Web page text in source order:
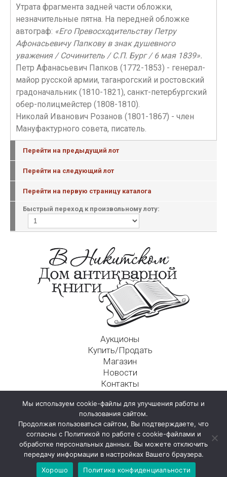
Утрата фрагмента задней части обложки,
незначительные пятна. На передней обложке
автограф: «Его Превосходительству Петру
Афонасьевичу Папкову в знак душевного
уважения / Сочинитель / С.П. Бург / 6 мая 1839».
Петр Афанасьевич Папков (1772-1853) - генерал-
майор русской армии, таганрогский и ростовский
градоначальник (1810-1821), санкт-петербургский
обер-полицмейстер (1808-1810).
Николай Иванович Розанов (1801-1867) - член
Мануфактурного совета, писатель.
Перейти на предыдущий лот
Перейти на следующий лот
Перейти на первую страницу каталога
Быстрый переход к произвольному лоту:
Аукционы
Купить/Продать
Магазин
Новости
Контакты
125009, г. Москва, Никитский пер., д. 4а, стр. 1
Мы используем cookie-файлы для улучшения работы и
пользования сайтом.
Продолжая пользоваться сайтом, Вы подтверждаете, что
согласны с Политикой по работе с cookie-файлами и
обработке персональных данных. Вы можете отключить
передачу информации в настройках Вашего браузера.
Хорошо
Политика конфиденциальности